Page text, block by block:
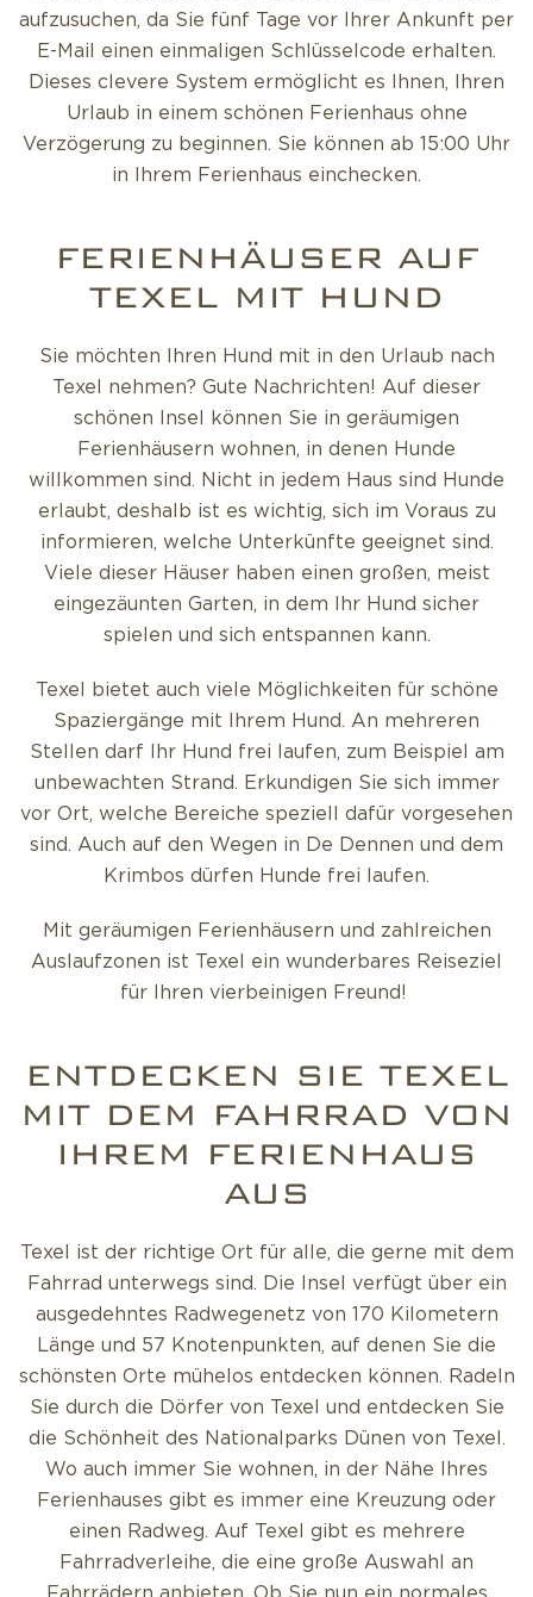
aufzusuchen, da Sie fünf Tage vor Ihrer Ankunft per
E-Mail einen einmaligen Schlüsselcode erhalten.
Dieses clevere System ermöglicht es Ihnen, Ihren
Urlaub in einem schönen Ferienhaus ohne
Verzögerung zu beginnen. Sie können ab 15:00 Uhr
in Ihrem Ferienhaus einchecken.
FERIENHÄUSER AUF
TEXEL MIT HUND
Sie möchten Ihren Hund mit in den Urlaub nach
Texel nehmen? Gute Nachrichten! Auf dieser
schönen Insel können Sie in geräumigen
Ferienhäusern wohnen, in denen Hunde
willkommen sind. Nicht in jedem Haus sind Hunde
erlaubt, deshalb ist es wichtig, sich im Voraus zu
informieren, welche Unterkünfte geeignet sind.
Viele dieser Häuser haben einen großen, meist
eingezäunten Garten, in dem Ihr Hund sicher
spielen und sich entspannen kann.
Texel bietet auch viele Möglichkeiten für schöne
Spaziergänge mit Ihrem Hund. An mehreren
Stellen darf Ihr Hund frei laufen, zum Beispiel am
unbewachten Strand. Erkundigen Sie sich immer
vor Ort, welche Bereiche speziell dafür vorgesehen
sind. Auch auf den Wegen in De Dennen und dem
Krimbos dürfen Hunde frei laufen.
Mit geräumigen Ferienhäusern und zahlreichen
Auslaufzonen ist Texel ein wunderbares Reiseziel
für Ihren vierbeinigen Freund!
ENTDECKEN SIE TEXEL
MIT DEM FAHRRAD VON
IHREM FERIENHAUS
AUS
Texel ist der richtige Ort für alle, die gerne mit dem
Fahrrad unterwegs sind. Die Insel verfügt über ein
ausgedehntes Radwegenetz von 170 Kilometern
Länge und 57 Knotenpunkten, auf denen Sie die
schönsten Orte mühelos entdecken können. Radeln
Sie durch die Dörfer von Texel und entdecken Sie
die Schönheit des Nationalparks Dünen von Texel.
Wo auch immer Sie wohnen, in der Nähe Ihres
Ferienhauses gibt es immer eine Kreuzung oder
einen Radweg. Auf Texel gibt es mehrere
Fahrradverleihe, die eine große Auswahl an